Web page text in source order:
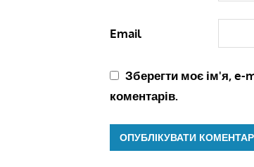
Email
Зберегти моє ім'я, e-
коментарів.